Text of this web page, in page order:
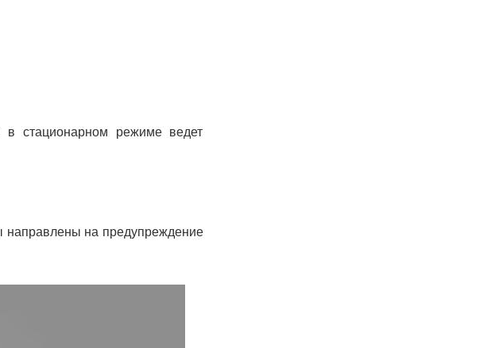
в стационарном режиме ведет
направлены на предупреждение